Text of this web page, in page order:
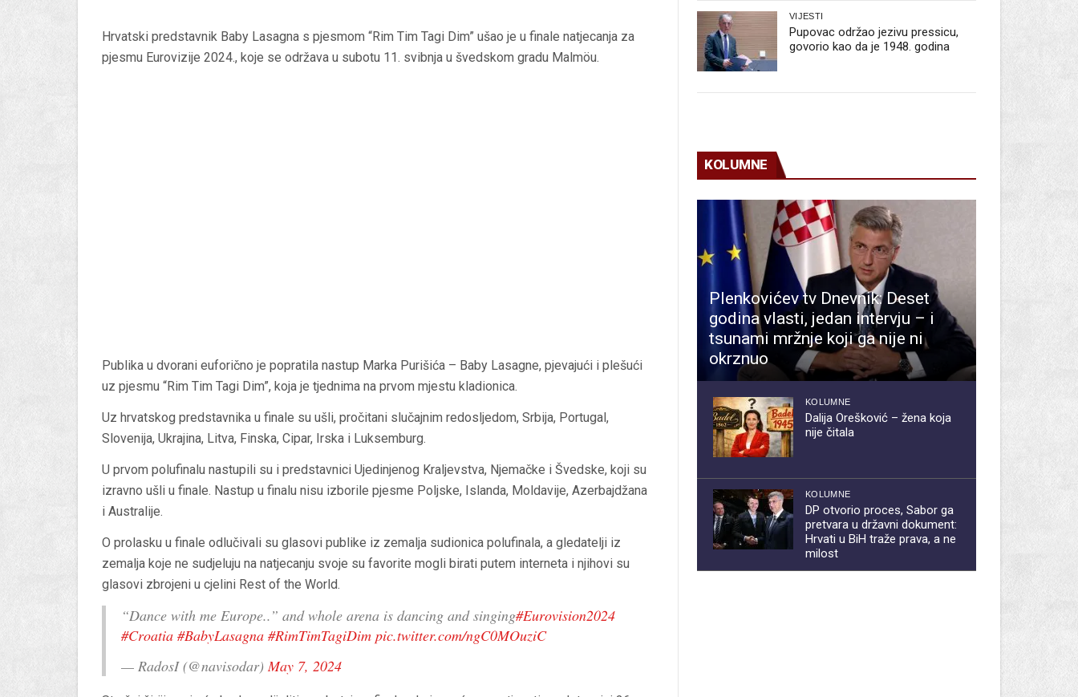
Hrvatski predstavnik Baby Lasagna s pjesmom “Rim Tim Tagi Dim” ušao je u finale natjecanja za
pjesmu Eurovizije 2024., koje se održava u subotu 11. svibnja u švedskom gradu Malmöu.
Publika u dvorani euforično je popratila nastup Marka Purišića – Baby Lasagne, pjevajući i plešući
uz pjesmu “Rim Tim Tagi Dim”, koja je tjednima na prvom mjestu kladionica.
Uz hrvatskog predstavnika u finale su ušli, pročitani slučajnim redosljedom, Srbija, Portugal,
Slovenija, Ukrajina, Litva, Finska, Cipar, Irska i Luksemburg.
U prvom polufinalu nastupili su i predstavnici Ujedinjenog Kraljevstva, Njemačke i Švedske, koji su
izravno ušli u finale. Nastup u finalu nisu izborile pjesme Poljske, Islanda, Moldavije, Azerbajdžana
i Australije.
O prolasku u finale odlučivali su glasovi publike iz zemalja sudionica polufinala, a gledatelji iz
zemalja koje ne sudjeluju na natjecanju svoje su favorite mogli birati putem interneta i njihovi su
glasovi zbrojeni u cjelini Rest of the World.
“Dance with me Europe..” and whole arena is dancing and singing#Eurovision2024
#Croatia #BabyLasagna #RimTimTagiDim pic.twitter.com/ngC0MOuziC
— RadosI (@navisodar)May 7, 2024
VIJESTI
Pupovac održao jezivu pressicu,
govorio kao da je 1948. godina
KOLUMNE
Plenkovićev tv Dnevnik: Deset
godina vlasti, jedan intervju – i
tsunami mržnje koji ga nije ni
okrznuo
KOLUMNE
Dalija Orešković – žena koja
nije čitala
KOLUMNE
DP otvorio proces, Sabor ga
pretvara u državni dokument:
Hrvati u BiH traže prava, a ne
milost